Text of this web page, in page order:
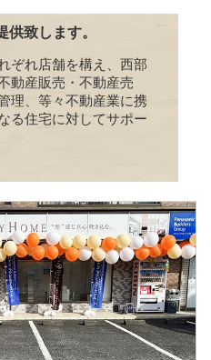
致します。
ぞれ店舗を構え、西部
動産販売・不動産売
理、等々不動産業に携
る住宅に対してサポー